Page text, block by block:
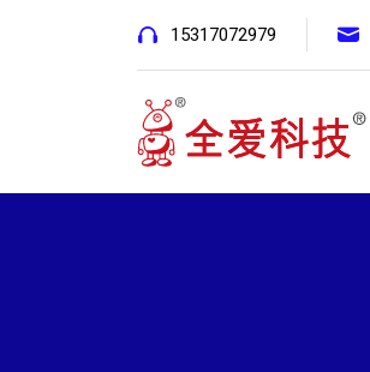
15317072979